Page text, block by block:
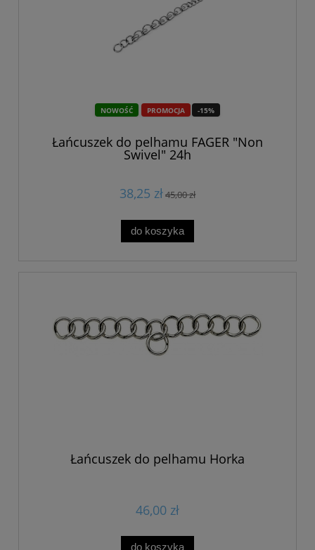
PROMOCJA -15%
NOWOŚĆ
Łańcuszek do pelhamu FAGER "Non
Swivel" 24h
38,25 zł45,00 zł
do koszyka
Łańcuszek do pelhamu Horka
46,00 zł
do koszyka